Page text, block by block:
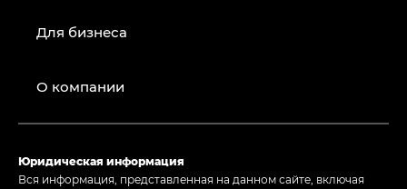
Для бизнеса
О компании
Юридическая информация
Вся информация, представленная на данном сайте, включая